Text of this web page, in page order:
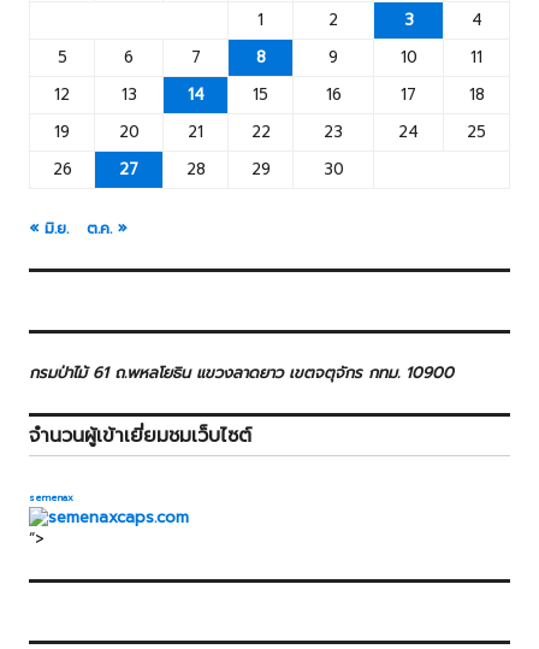
1
2 3
4
5
6 7 8 9 10
11
12
13 14 15 16 17
18
19
20 21 22 23 24
25
26
27 28 29 30
« มิ.ย. ต.ค. »
กรมป่าไม้ 61 ถ.พหลโยธิน แขวงลาดยาว เขตจตุจักร กทม. 10900
จำนวนผู้เข้าเยี่ยมชมเว็บไซต์
semenax
“>